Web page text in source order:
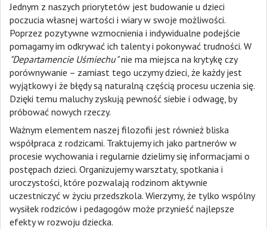
Jednym z naszych priorytetów jest budowanie u dzieci
poczucia własnej wartości i wiary w swoje możliwości.
Poprzez pozytywne wzmocnienia i indywidualne podejście
pomagamy im odkrywać ich talenty i pokonywać trudności. W
"Departamencie Uśmiechu"nie ma miejsca na krytykę czy
porównywanie – zamiast tego uczymy dzieci, że każdy jest
wyjątkowy i że błędy są naturalną częścią procesu uczenia się.
Dzięki temu maluchy zyskują pewność siebie i odwagę, by
próbować nowych rzeczy.
Ważnym elementem naszej filozofii jest również bliska
współpraca z rodzicami. Traktujemy ich jako partnerów w
procesie wychowania i regularnie dzielimy się informacjami o
postępach dzieci. Organizujemy warsztaty, spotkania i
uroczystości, które pozwalają rodzinom aktywnie
uczestniczyć w życiu przedszkola. Wierzymy, że tylko wspólny
wysiłek rodziców i pedagogów może przynieść najlepsze
efekty w rozwoju dziecka.